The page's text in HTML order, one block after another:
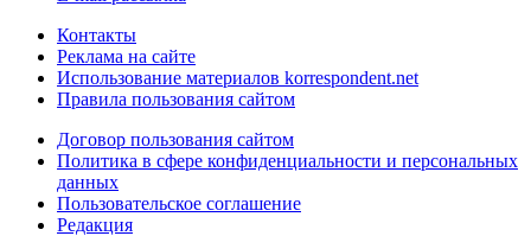
Контакты
Реклама на сайте
Использование материалов korrespondent.net
Правила пользования сайтом
Договор пользования сайтом
Политика в сфере конфиденциальности и персональных
данных
Пользовательское соглашение
Редакция